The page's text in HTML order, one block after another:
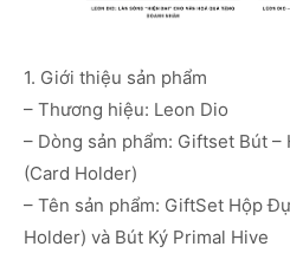
1. Giới thiệu sản phẩm
– Thương hiệu: Leon Dio
– Dòng sản phẩm: Giftset Bút
(Card Holder)
– Tên sản phẩm: GiftSet Hộp
Holder) và Bút Ký Primal Hive